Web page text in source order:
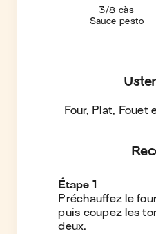
3/8 càs
Sauce pesto
Four, Plat, Fouet
Étape 1
Préchauffez le
puis coupez les
deux.